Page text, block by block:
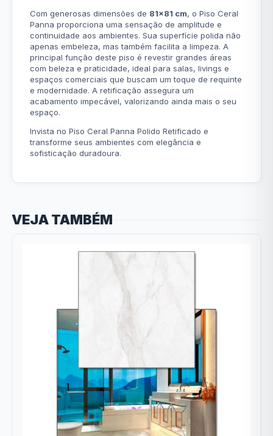
Com generosas dimensões de 81x81 cm, o Piso Ceral
Panna proporciona uma sensação de amplitude e
continuidade aos ambientes. Sua superfície polida não
apenas embeleza, mas também facilita a limpeza. A
principal função deste piso é revestir grandes áreas
com beleza e praticidade, ideal para salas, livings e
espaços comerciais que buscam um toque de requinte
e modernidade. A retificação assegura um
acabamento impecável, valorizando ainda mais o seu
espaço.
Invista no Piso Ceral Panna Polido Retificado e
transforme seus ambientes com elegância e
sofisticação duradoura.
VEJA TAMBÉM